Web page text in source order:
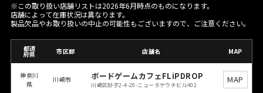
※この取り扱い店舗リストは2026年6月時点のものになります。
店舗によって在庫状況は異なります。
製品欠品やお取り扱いの中止の可能性もございますので、ご注意ください。
都道
府県 市区郡 店舗名 MAP
神奈川
県
川崎市 ボードゲームカフェFLiPDROP
川崎区砂子2-4-20-ニュータケウチビル402
MAP